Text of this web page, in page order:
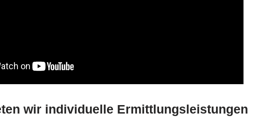
wir individuelle Ermittlungsleistungen